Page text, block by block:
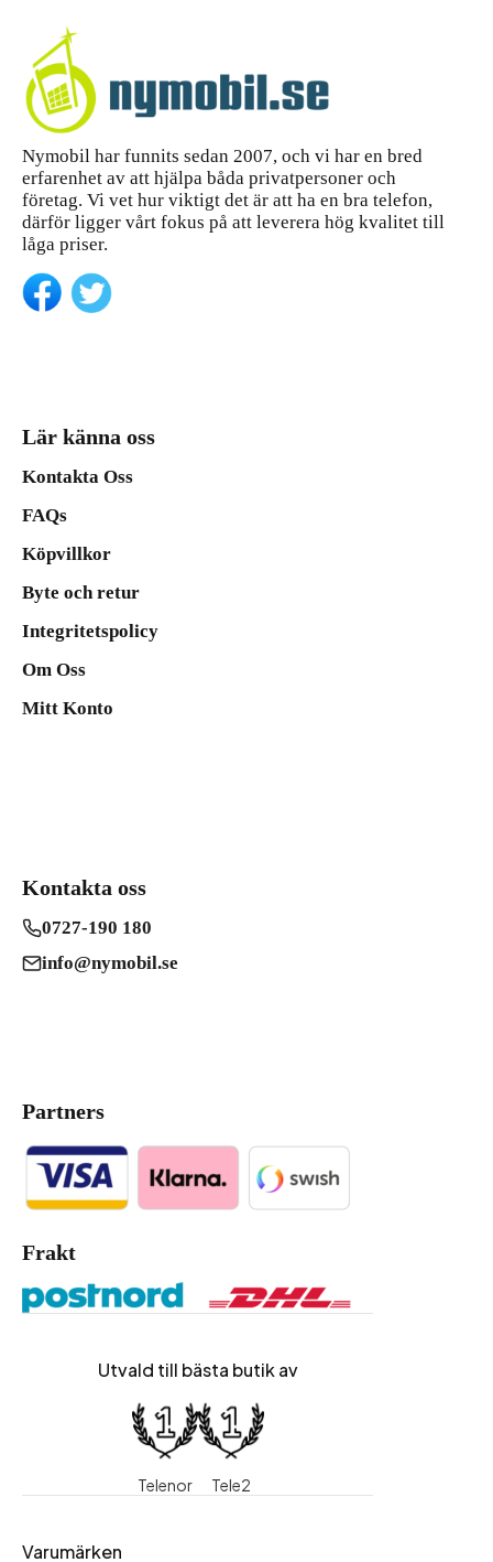
Nymobil har funnits sedan 2007, och vi har en bred
erfarenhet av att hjälpa båda privatpersoner och
företag. Vi vet hur viktigt det är att ha en bra telefon,
därför ligger vårt fokus på att leverera hög kvalitet till
låga priser.
Lär känna oss
Kontakta Oss
FAQs
Köpvillkor
Byte och retur
Integritetspolicy
Om Oss
Mitt Konto
Kontakta oss
0727-190 180
info@nymobil.se
Partners
Frakt
Utvald till bästa butik av
Telenor Tele2
Varumärken